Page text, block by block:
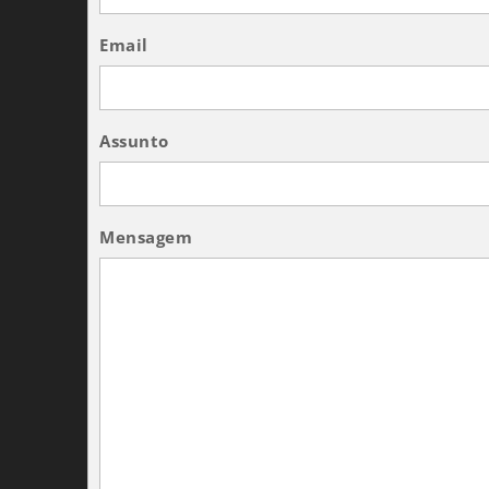
Email
Assunto
Mensagem